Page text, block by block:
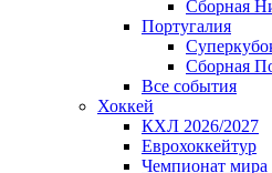
Сборная
Португалия
Сборная
Все события
Хоккей
КХЛ 2026/2027
Еврохоккейтур
Чемпионат мира